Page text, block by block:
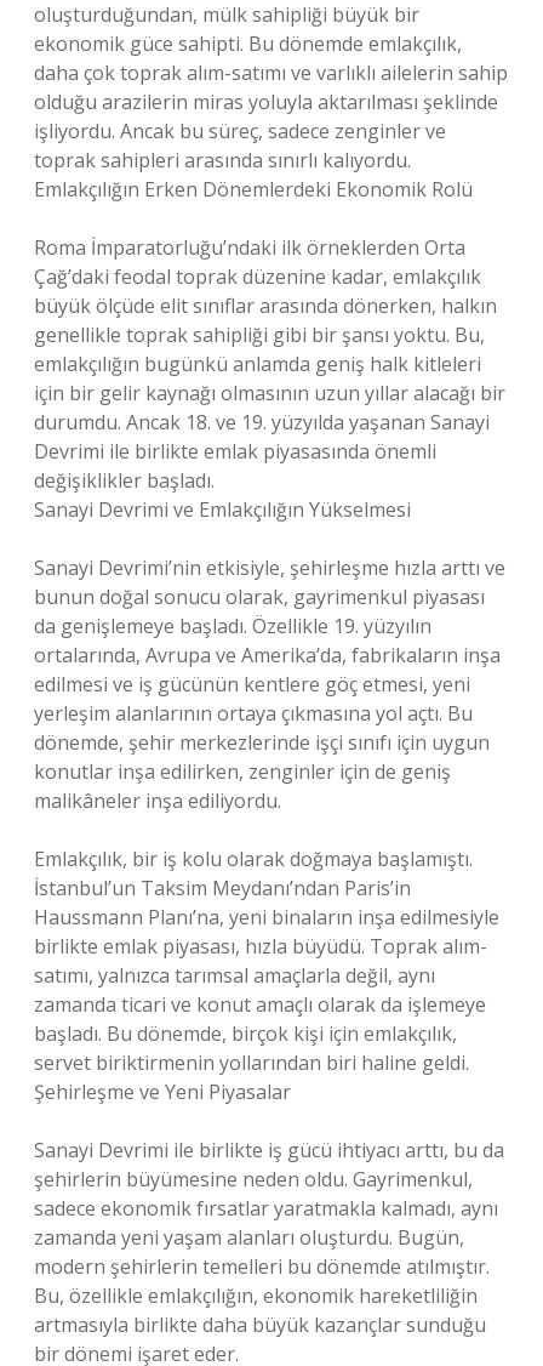
oluşturduğundan, mülk sahipliği büyük bir
ekonomik güce sahipti. Bu dönemde emlakçılık,
daha çok toprak alım-satımı ve varlıklı ailelerin sahip
olduğu arazilerin miras yoluyla aktarılması şeklinde
işliyordu. Ancak bu süreç, sadece zenginler ve
toprak sahipleri arasında sınırlı kalıyordu.
Emlakçılığın Erken Dönemlerdeki Ekonomik Rolü
Roma İmparatorluğu’ndaki ilk örneklerden Orta
Çağ’daki feodal toprak düzenine kadar, emlakçılık
büyük ölçüde elit sınıflar arasında dönerken, halkın
genellikle toprak sahipliği gibi bir şansı yoktu. Bu,
emlakçılığın bugünkü anlamda geniş halk kitleleri
için bir gelir kaynağı olmasının uzun yıllar alacağı bir
durumdu. Ancak 18. ve 19. yüzyılda yaşanan Sanayi
Devrimi ile birlikte emlak piyasasında önemli
değişiklikler başladı.
Sanayi Devrimi ve Emlakçılığın Yükselmesi
Sanayi Devrimi’nin etkisiyle, şehirleşme hızla arttı ve
bunun doğal sonucu olarak, gayrimenkul piyasası
da genişlemeye başladı. Özellikle 19. yüzyılın
ortalarında, Avrupa ve Amerika’da, fabrikaların inşa
edilmesi ve iş gücünün kentlere göç etmesi, yeni
yerleşim alanlarının ortaya çıkmasına yol açtı. Bu
dönemde, şehir merkezlerinde işçi sınıfı için uygun
konutlar inşa edilirken, zenginler için de geniş
malikâneler inşa ediliyordu.
Emlakçılık, bir iş kolu olarak doğmaya başlamıştı.
İstanbul’un Taksim Meydanı’ndan Paris’in
Haussmann Planı’na, yeni binaların inşa edilmesiyle
birlikte emlak piyasası, hızla büyüdü. Toprak alım-
satımı, yalnızca tarımsal amaçlarla değil, aynı
zamanda ticari ve konut amaçlı olarak da işlemeye
başladı. Bu dönemde, birçok kişi için emlakçılık,
servet biriktirmenin yollarından biri haline geldi.
Şehirleşme ve Yeni Piyasalar
Sanayi Devrimi ile birlikte iş gücü ihtiyacı arttı, bu da
şehirlerin büyümesine neden oldu. Gayrimenkul,
sadece ekonomik fırsatlar yaratmakla kalmadı, aynı
zamanda yeni yaşam alanları oluşturdu. Bugün,
modern şehirlerin temelleri bu dönemde atılmıştır.
Bu, özellikle emlakçılığın, ekonomik hareketliliğin
artmasıyla birlikte daha büyük kazançlar sunduğu
bir dönemi işaret eder.